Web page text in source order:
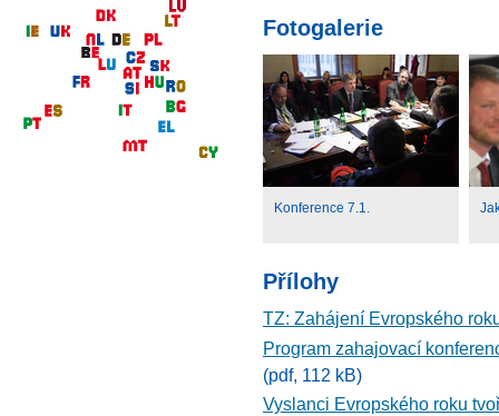
Fotogalerie
Konference 7.1.
Přílohy
TZ: Zahájení Evropského
Program zahajovací
(pdf, 112 kB)
Vyslanci Evropského roku